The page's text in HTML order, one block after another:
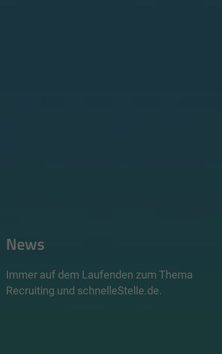
News
Immer auf dem Laufenden zum Thema
Recruiting und schnelleStelle.de.